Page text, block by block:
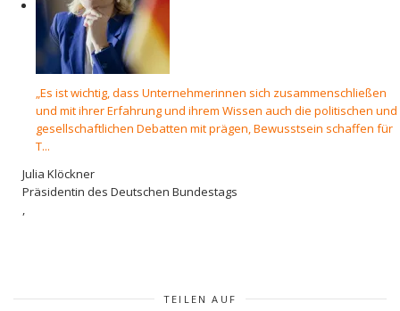
„Es ist wichtig, dass Unternehmerinnen sich zusammenschließen
und mit ihrer Erfahrung und ihrem Wissen auch die politischen und
gesellschaftlichen Debatten mit prägen, Bewusstsein schaffen für
T...
Julia Klöckner
Präsidentin des Deutschen Bundestags
,
TEILEN AUF